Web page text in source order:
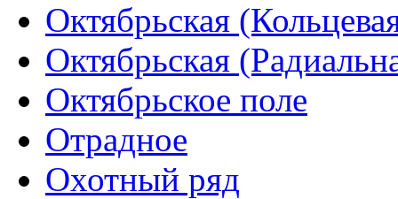
Октябрьская
Октябрьская
Октябрьское поле
Отрадное
Охотный ряд